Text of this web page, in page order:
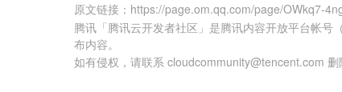
原文链接 ： https://page.om.qq.com/page/OWkq7-
腾讯「腾讯云开发者社区」是腾讯内容开放平台帐号
布内容。
如有侵权，请联系 cloudcommunity@tencent.com 删